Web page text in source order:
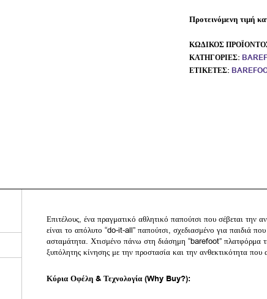
Προτεινόμενη τιμή
ΚΩΔΙΚΌΣ
ΚΑΤΗΓΟΡΊΕΣ:
ΕΤΙΚΈΤΕΣ:
Επιτέλους, ένα πραγματικό αθλητικό παπούτσι που σέβεται την
είναι το απόλυτο “do-it-all” παπούτσι, σχεδιασμένο για παιδιά
ασταμάτητα. Χτισμένο πάνω στη διάσημη “barefoot” πλατφόρμα
ξυπόλητης κίνησης με την προστασία και την ανθεκτικότητα που
Κύρια Οφέλη & Τεχνολογία (Why Buy?):